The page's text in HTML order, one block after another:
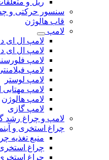
ریل و
سنسور حرکتی و
قاب هالوژن
لامپ
لامپ ال ای
لامپ ال ای
لامپ
لامپ
لامپ لوستر
لامپ
لامپ هالوژن
لامپ گازی
لامپ و چراغ رشد
چراغ استخری و
منبع تغذیه
چراغ استخری
چراغ